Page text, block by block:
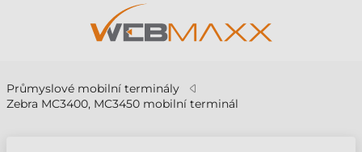
Průmyslové mobilní terminály
Zebra MC3400, MC3450 mobilní terminál